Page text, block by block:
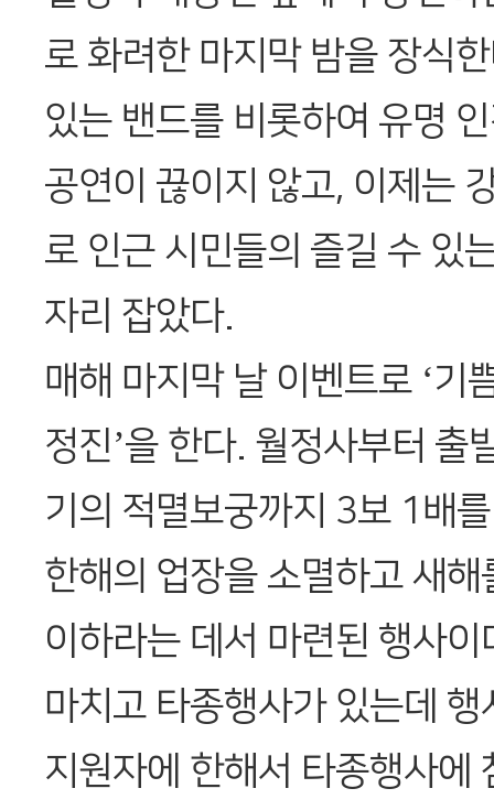
로 화려한 마지막 밤을 장식
있는 밴드를 비롯하여 유명
공연이 끊이지 않고, 이제는
로 인근 시민들의 즐길 수 있
자리 잡았다.
매해 마지막 날 이벤트로 ‘기
정진’을 한다. 월정사부터 출
기의 적멸보궁까지 3보 1배
한해의 업장을 소멸하고 새해
이하라는 데서 마련된 행사
마치고 타종행사가 있는데
지원자에 한해서 타종행사에